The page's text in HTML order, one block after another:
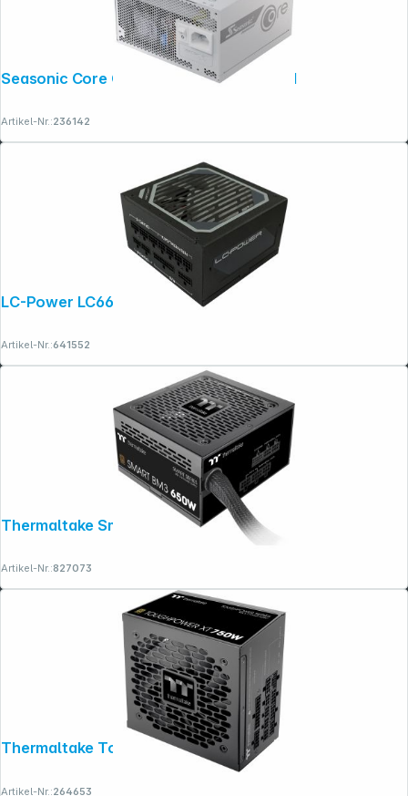
Seasonic Core GX-650-V2-White ATX 3.1
Artikel-Nr.:236142
LC-Power LC6650M V2.31
Artikel-Nr.:641552
Thermaltake Smart BM3 650W Netzteil
Artikel-Nr.:827073
Thermaltake Toughpower XT 750W
Artikel-Nr.:264653